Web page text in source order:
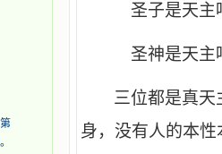
圣子是天主
圣神是天主
三位都是真天
身，没有人的本